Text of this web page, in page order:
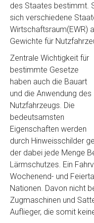
des Staates bestimmt.
sich verschiedene
Wirtschaftsraum(EWR)
Gewichte für
Zentrale Wichtigkeit für
bestimmte Gesetze
haben auch die Bauart
und die Anwendung des
Nutzfahrzeugs. Die
bedeutsamsten
Eigenschaften werden
durch Hinweisschilder
der dabei jede Menge
Lärmschutzes. Ein
Wochenend- und
Nationen. Davon nicht
Zugmaschinen und
Auflieger, die somit